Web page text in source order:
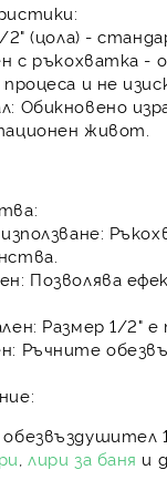
2" (цола) -
с ръкохватка -
процеса и не
Обикновено
живот.
Позволява
Размер 1/2" е
Ръчните
,лири за баня и